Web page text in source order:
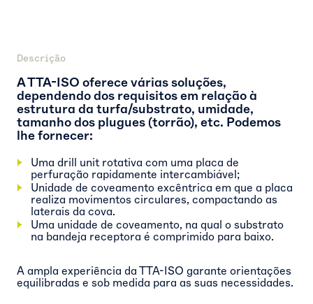
Descrição
A TTA-ISO oferece várias soluções,
dependendo dos requisitos em relação à
estrutura da turfa/substrato, umidade,
tamanho dos plugues (torrão), etc. Podemos
lhe fornecer:
Uma drill unit rotativa com uma placa de
perfuração rapidamente intercambiável;
Unidade de coveamento excêntrica em que a placa
realiza movimentos circulares, compactando as
laterais da cova.
Uma unidade de coveamento, na qual o substrato
na bandeja receptora é comprimido para baixo.
A ampla experiência da TTA-ISO garante orientações
equilibradas e sob medida para as suas necessidades.